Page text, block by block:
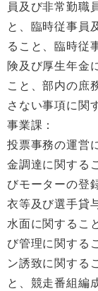
員及び非常勤職
と、臨時従事員
ること、臨時従
険及び厚生年金
こと、部内の庶
さない事項に関
事業課：
投票事務の運営
金調達に関する
びモーターの登
衣等及び選手貸
水面に関するこ
び管理に関する
ン誘致に関する
と、競走番組編